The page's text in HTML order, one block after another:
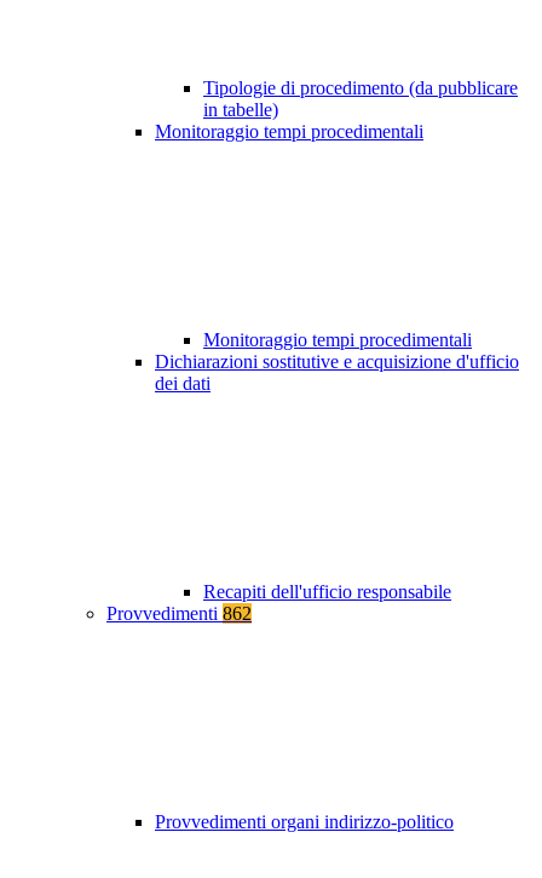
Tipologie di procedimento (da pubblicare
in tabelle)
Monitoraggio tempi procedimentali
Monitoraggio tempi procedimentali
Dichiarazioni sostitutive e acquisizione d'ufficio
dei dati
Recapiti dell'ufficio responsabile
Provvedimenti 862
Provvedimenti organi indirizzo-politico